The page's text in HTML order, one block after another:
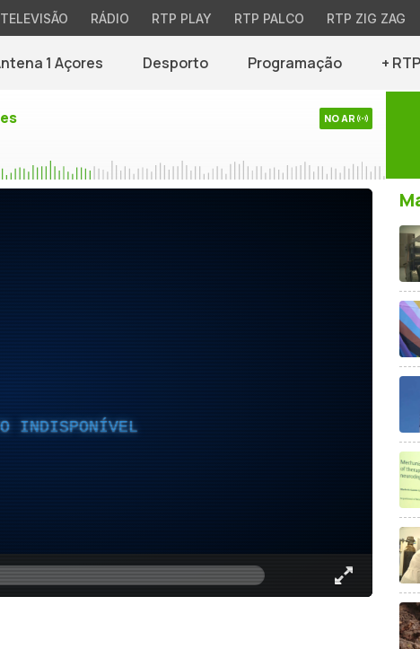
TELEVISÃO RÁDIO RTP PLAY RTP PALCO RTP ZIG ZAG
1 Açores Desporto Programação +
NO AR
INDISPONÍVEL